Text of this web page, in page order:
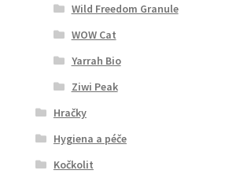
Wild Freedom Granule
WOW Cat
Yarrah Bio
Ziwi Peak
Hračky
Hygiena a péče
Kočkolit